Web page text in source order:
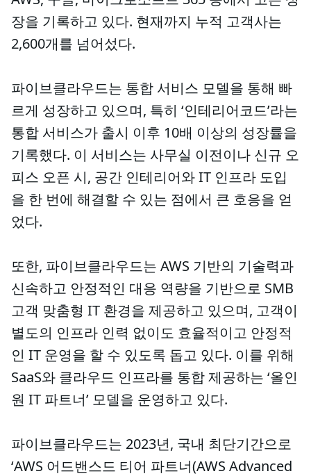
장을 기록하고 있다. 현재까지 누적 고객사는
2,600개를 넘어섰다.
파이브클라우드는 통합 서비스 모델을 통해 빠
르게 성장하고 있으며, 특히 ‘인테리어코드’라는
통합 서비스가 출시 이후 10배 이상의 성장률을
기록했다. 이 서비스는 사무실 이전이나 신규 오
피스 오픈 시, 공간 인테리어와 IT 인프라 도입
을 한 번에 해결할 수 있는 점에서 큰 호응을 얻
었다.
또한, 파이브클라우드는 AWS 기반의 기술력과
신속하고 안정적인 대응 역량을 기반으로 SMB
고객 맞춤형 IT 환경을 제공하고 있으며, 고객이
별도의 인프라 인력 없이도 효율적이고 안정적
인 IT 운영을 할 수 있도록 돕고 있다. 이를 위해
SaaS와 클라우드 인프라를 통합 제공하는 ‘올인
원 IT 파트너’ 모델을 운영하고 있다.
파이브클라우드는 2023년, 국내 최단기간으로
‘AWS 어드밴스드 티어 파트너(AWS Advanced